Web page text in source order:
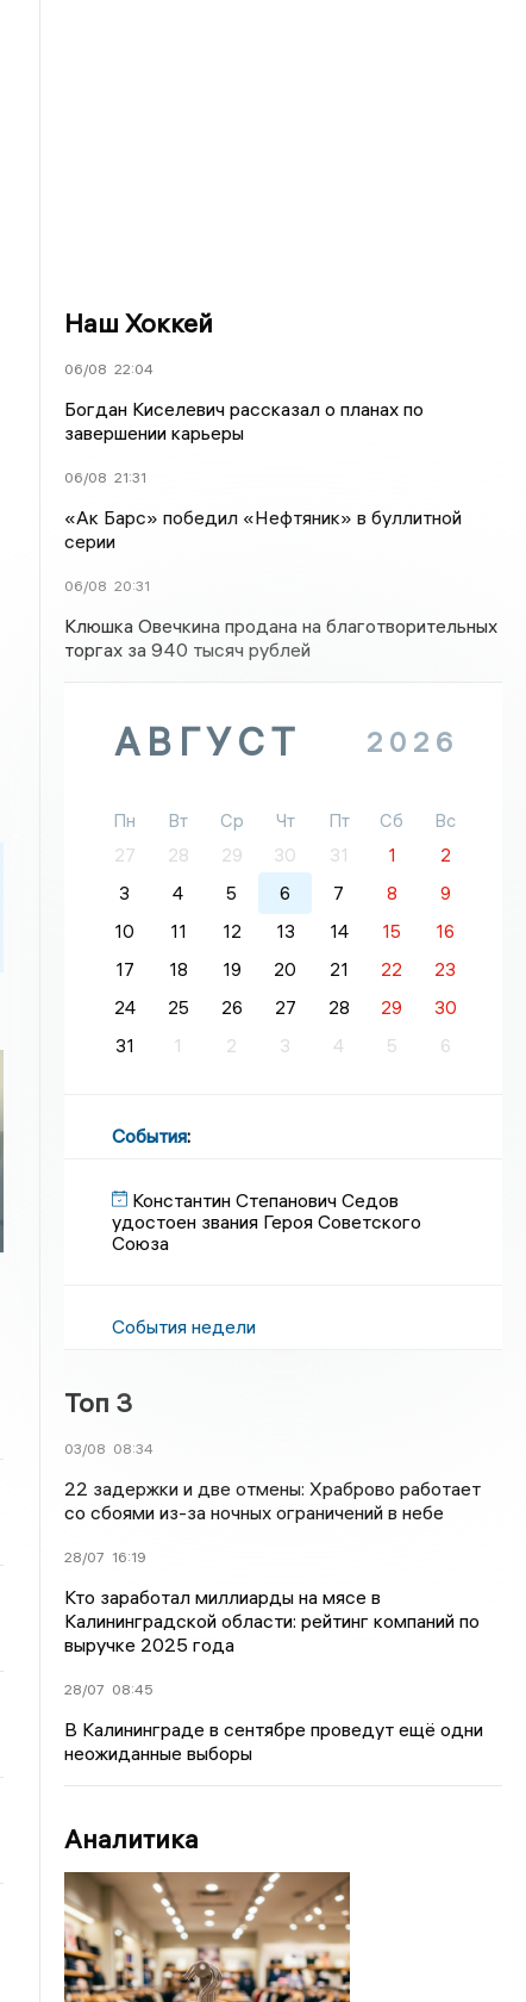
Наш Хоккей
06/08 22:04
Богдан Киселевич рассказал о планах по
завершении карьеры
06/08 21:31
«Ак Барс» победил «Нефтяник» в буллитной
серии
06/08 20:31
Клюшка Овечкина продана на благотворительных
торгах за 940 тысяч рублей
АВГУСТ 2026
Пн Вт Ср Чт Пт Сб
Вс
27
28 29 30 31 1
2
3
4 5 6 7 8
9
10
11 12 13 14 15
16
17
18 19 20 21 22
23
24
25 26 27 28 29
30
31
1 2 3 4 5 6
События:
Константин Степанович Седов
удостоен звания Героя Советского
Союза
События недели
Топ 3
03/08 08:34
22 задержки и две отмены: Храброво работает
со сбоями из-за ночных ограничений в небе
28/07 16:19
Кто заработал миллиарды на мясе в
Калининградской области: рейтинг компаний по
выручке 2025 года
28/07 08:45
В Калининграде в сентябре проведут ещё одни
неожиданные выборы
Аналитика